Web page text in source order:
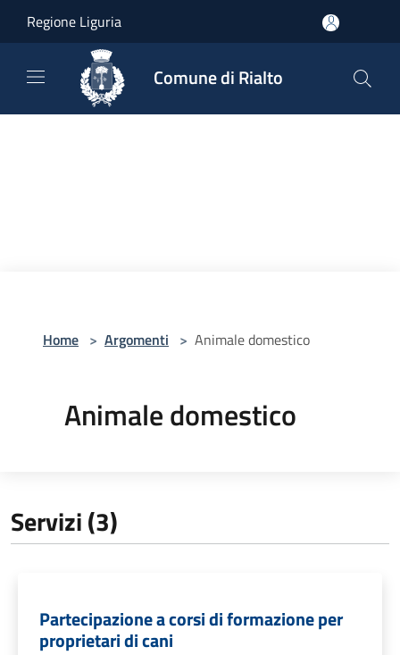
Regione Liguria
Comune di Rialto
Home > Argomenti > Animale domestico
Animale domestico
Servizi (3)
Partecipazione a corsi di formazione per
proprietari di cani